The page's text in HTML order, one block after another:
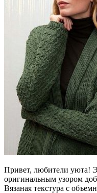
Привет, любители уюта!
оригинальным узором
Вязаная текстура с